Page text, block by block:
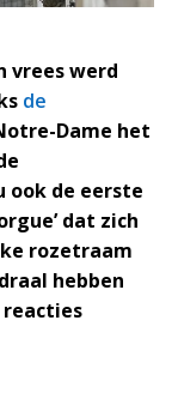
vrees werd
de
Dame het
ook de eerste
dat zich
rozetraam
hebben